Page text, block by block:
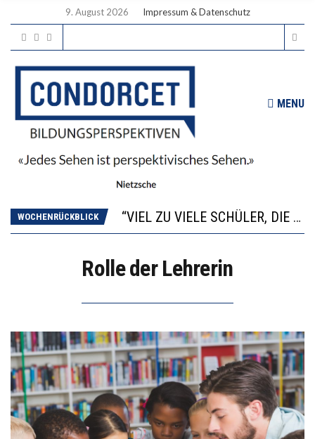
9. August 2026 Impressum & Datenschutz
MENU
WOCHENRÜCKBLICK
DIE GANZE HILFLOSIGKEIT DES BILDUNGSBÜRGERTUMS
Rolle der Lehrerin